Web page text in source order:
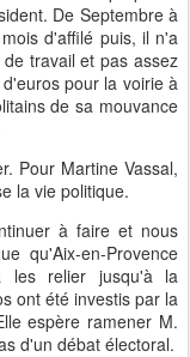
De Septembre à
d'affilé puis, il n'a
travail et pas assez
pour la voirie à
de sa mouvance
Pour Martine Vassal,
la vie politique.
à faire et nous
qu'Aix-en-Provence
les relier jusqu'à la
ont été investis par la
espère ramener M.
d'un débat électoral.